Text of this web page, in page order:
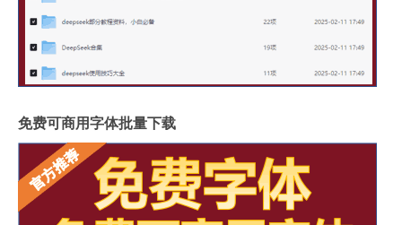
免费可商用字体批量下载